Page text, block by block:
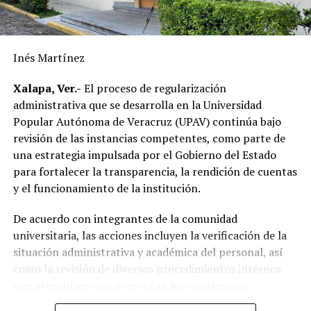
supera la realizada durante los últimos diez años,
reflejando el resultado de las gestiones emprendidas por
las principales demandas de la población.
“Mejorar el servicio de energía eléctrica ha sido una
prioridad desde el inicio de mi gobierno y continuaremos
gestionando recursos y proyectos que contribuyan al
desarrollo del municipio y al bienestar de las familias
alvaradeñas”.
Por último, reconoció y agradeció a la gobernadora del
Alvarado, así como a personal directivo de la CFE por la
disposición y coordinación institucional para impulsar
estas importantes acciones en beneficio del municipio.
Inés Martínez
Xalapa, Ver.- El proceso de regularización
administrativa que se desarrolla en la Universidad
Popular Autónoma de Veracruz (UPAV) continúa bajo
revisión de las instancias competentes, como parte de
una estrategia impulsada por el Gobierno del Estado
para fortalecer la transparencia, la rendición de cuentas
y el funcionamiento de la institución.
De acuerdo con integrantes de la comunidad
universitaria, las acciones incluyen la verificación de la
situación administrativa y académica del personal, así
como la revisión de diversos procedimientos internos